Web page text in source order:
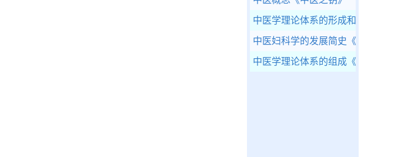
中医学理论体系的形成和发展
中医妇科学的发展简史 《中医妇科
中医学理论体系的组成 《中医基础